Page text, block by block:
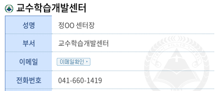
교수학습개발센터
성명
정OO 센터장
부서
교수학습개발센터
이메일
전화번호
041-660-1419